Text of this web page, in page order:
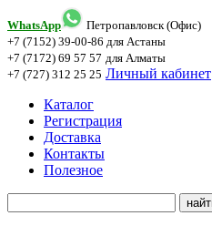
WhatsApp
Петропавловск (Офис)
+7 (7152) 39-00-86 для Астаны
+7 (7172) 69 57 57 для Алматы
+7 (727) 312 25 25 Личный кабинет
Каталог
Регистрация
Доставка
Контакты
Полезное